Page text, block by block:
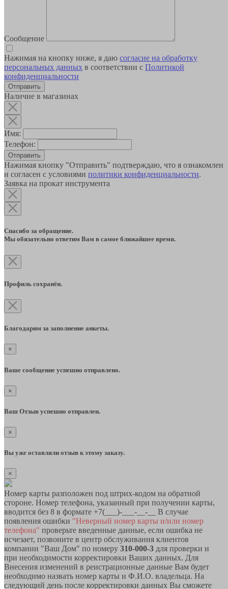
Сообщение
Нажимая на кнопку ниже, я даю согласие на обработку
персональных данных в соответствии с Политикой
конфиденциальности
Наличие в магазинах
Имя:
Телефон:
Отправить
Нажимая кнопку "Отправить" подтверждаю, что я ознакомлен
и согласен с условиями политики конфиденциальности.
Заявка на прокат инструмента
Спасибо за обращение.
Мы обязательно ответим Вам в самое ближайшее время.
Профиль сохранён.
Благодарим за заполнение анкеты.
×
Ваше сообщение успешно отправлено.
×
Ваш Отзыв успешно отправлен.
×
Вы уже оставляли отзыв к этому заказу.
×
Номер карты разположен под штрих-кодом на обратной
стороне. Номер телефона, указанный при получении карты,
вводится без 8 в формате +7(___)-___-__-__ В случае
появления ошибки "Неверный номер карты и/или номер
телефона" проверьте введенные данные, если ошибка не
исчезает, позвоните в центр обслуживания клиентов
компании "Ваш Дом" по номеру 310-000-3 для проверки и
при необходимости корректировки Ваших данных. Для
Внесения изменений в реистрационные данные Вам будет
необходимо назвать номер карты и Ф.И.О. владельца. На
следующий день после корректировки данных Вы сможете